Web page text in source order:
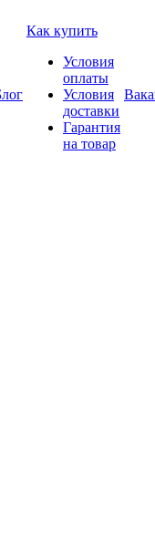
Как купить
Условия
оплаты
Условия
доставки
Гарантия
на товар